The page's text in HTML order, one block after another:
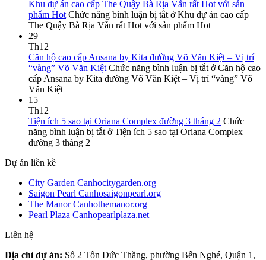
Khu dự án cao cấp The Quậy Bà Rịa Vẫn rất Hot với sản
phẩm Hot Chức năng bình luận bị tắt ở Khu dự án cao cấp
The Quậy Bà Rịa Vẫn rất Hot với sản phẩm Hot
29
Th12
Căn hộ cao cấp Ansana by Kita đường Võ Văn Kiệt – Vị trí
“vàng” Võ Văn Kiệt Chức năng bình luận bị tắt ở Căn hộ cao
cấp Ansana by Kita đường Võ Văn Kiệt – Vị trí “vàng” Võ
Văn Kiệt
15
Th12
Tiện ích 5 sao tại Oriana Complex đường 3 tháng 2 Chức
năng bình luận bị tắt ở Tiện ích 5 sao tại Oriana Complex
đường 3 tháng 2
Dự án liền kề
City Garden Canhocitygarden.org
Saigon Pearl Canhosaigonpearl.org
The Manor Canhothemanor.org
Pearl Plaza Canhopearlplaza.net
Liên hệ
Địa chỉ dự án: Số 2 Tôn Đức Thắng, phường Bến Nghé, Quận 1,